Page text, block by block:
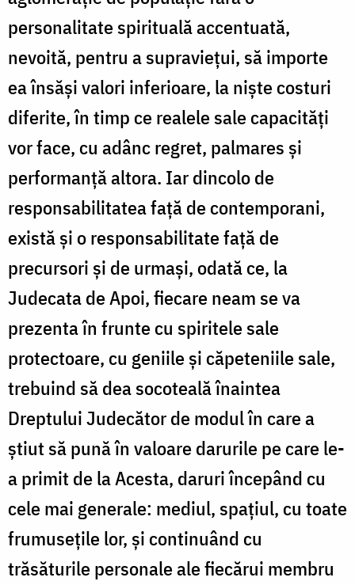
personalitate spirituală accentuată,
nevoită, pentru a supravieţui, să importe
ea însăşi valori inferioare, la nişte costuri
diferite, în timp ce realele sale capacităţi
vor face, cu adânc regret, palmares şi
performanţă altora. Iar dincolo de
responsabilitatea faţă de contemporani,
există şi o responsabilitate faţă de
precursori şi de urmaşi, odată ce, la
Judecata de Apoi, fiecare neam se va
prezenta în frunte cu spiritele sale
protectoare, cu geniile şi căpeteniile sale,
trebuind să dea socoteală înaintea
Dreptului Judecător de modul în care a
ştiut să pună în valoare darurile pe care le-
a primit de la Acesta, daruri începând cu
cele mai generale: mediul, spaţiul, cu toate
frumuseţile lor, şi continuând cu
trăsăturile personale ale fiecărui membru